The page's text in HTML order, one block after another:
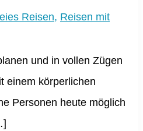
Reisen, Reisen mit
und in vollen Zügen
einem körperlichen
Personen heute möglich